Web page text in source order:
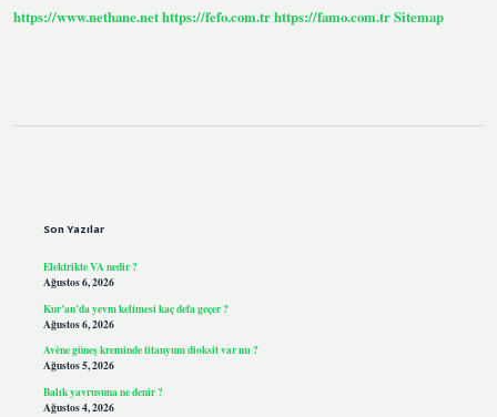
https://www.nethane.nethttps://fefo.com.trhttps://famo.com.trSitemap
Son Yazılar
Elektrikte VA nedir ?
Ağustos 6, 2026
Kur’an’da yevm kelimesi kaç defa geçer ?
Ağustos 6, 2026
Avène güneş kreminde titanyum dioksit var mı ?
Ağustos 5, 2026
Balık yavrusuna ne denir ?
Ağustos 4, 2026